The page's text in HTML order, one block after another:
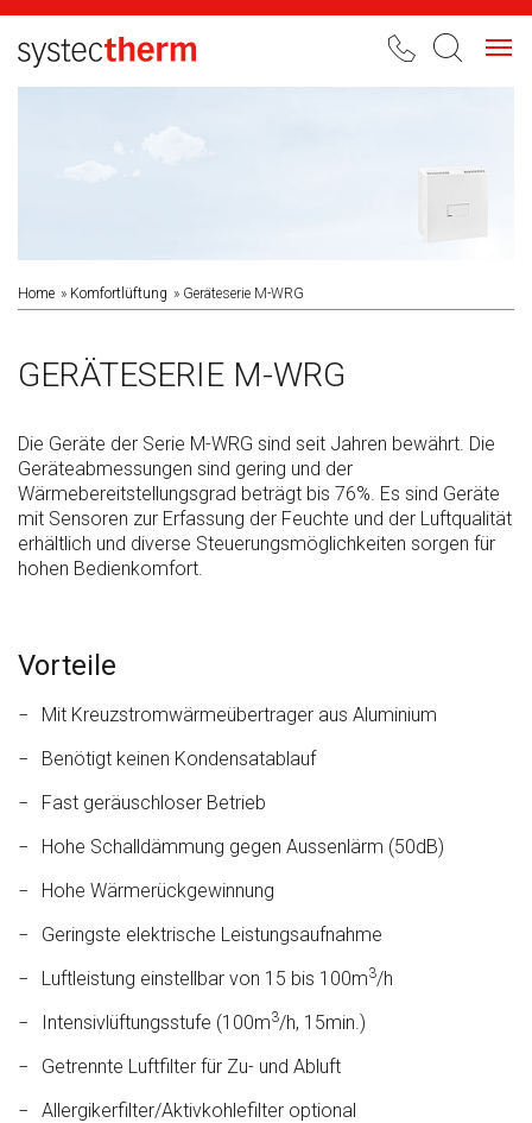
Home Komfortlüftung Geräteserie M-WRG
GERÄTESERIE M-WRG
Die Geräte der Serie M-WRG sind seit Jahren bewährt. Die
Geräteabmessungen sind gering und der
Wärmebereitstellungsgrad beträgt bis 76%. Es sind Geräte
mit Sensoren zur Erfassung der Feuchte und der Luftqualität
erhältlich und diverse Steuerungsmöglichkeiten sorgen für
hohen Bedienkomfort.
Vorteile
Mit Kreuzstromwärmeübertrager aus Aluminium
Benötigt keinen Kondensatablauf
Fast geräuschloser Betrieb
Hohe Schalldämmung gegen Aussenlärm (50dB)
Hohe Wärmerückgewinnung
Geringste elektrische Leistungsaufnahme
Luftleistung einstellbar von 15 bis 100m3/h
Intensivlüftungsstufe (100m3/h, 15min.)
Getrennte Luftfilter für Zu- und Abluft
Allergikerfilter/Aktivkohlefilter optional